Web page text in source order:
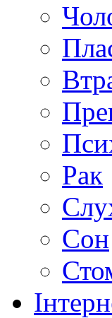
Рак
Сон